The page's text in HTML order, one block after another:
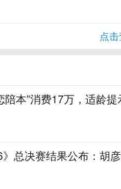
点
陪本”消费17万，适龄
》总决赛结果公布：胡